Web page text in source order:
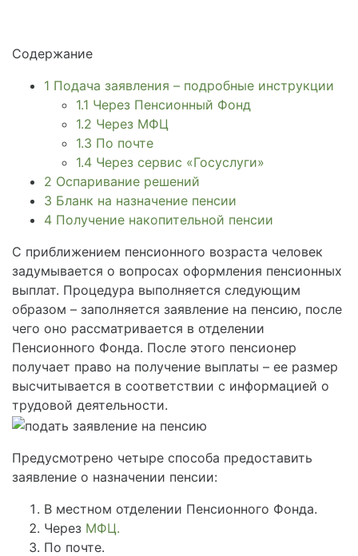
Содержание
1 Подача заявления – подробные инструкции
1.1 Через Пенсионный Фонд
1.2 Через МФЦ
1.3 По почте
1.4 Через сервис «Госуслуги»
2 Оспаривание решений
3 Бланк на назначение пенсии
4 Получение накопительной пенсии
C приближением пенсионного возраста человек
задумывается о вопросах оформления пенсионных
выплат. Процедура выполняется следующим
образом – заполняется заявление на пенсию, после
чего оно рассматривается в отделении
Пенсионного Фонда. После этого пенсионер
получает право на получение выплаты – ее размер
высчитывается в соответствии с информацией о
трудовой деятельности.
Предусмотрено четыре способа предоставить
заявление о назначении пенсии:
В местном отделении Пенсионного Фонда.
Через МФЦ.
По почте.